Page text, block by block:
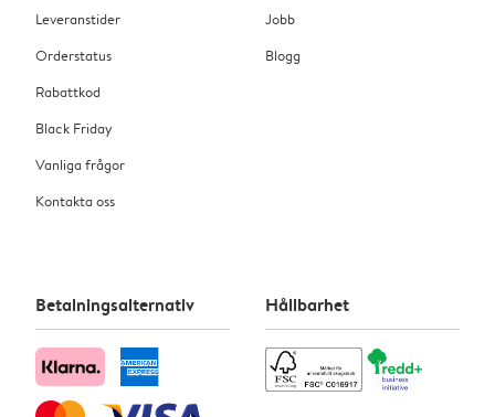
Leveranstider
Orderstatus
Rabattkod
Black Friday
Vanliga frågor
Kontakta oss
Jobb
Blogg
Betalningsalternativ Hållbarhet